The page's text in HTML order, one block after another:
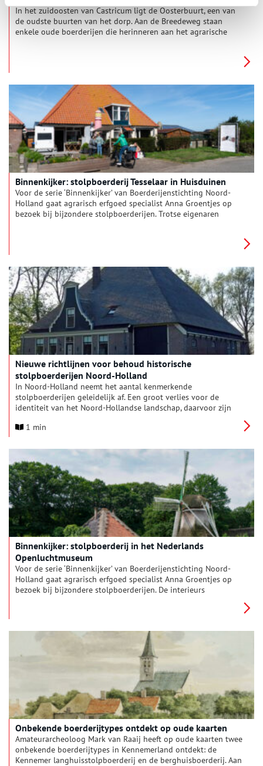
In het zuidoosten van Castricum ligt de Oosterbuurt, een van
de oudste buurten van het dorp. Aan de Breedeweg staan
enkele oude boerderijen die herinneren aan het agrarische
Binnenkijker: stolpboerderij Tesselaar in Huisduinen
Voor de serie ‘Binnenkijker’ van Boerderijenstichting Noord-
Holland gaat agrarisch erfgoed specialist Anna Groentjes op
bezoek bij bijzondere stolpboerderijen. Trotse eigenaren
oorspronkelijke indeling. Deze keer reist Anna af naar
stolpboerderij Tesselaar in Huisduinen.
Nieuwe richtlijnen voor behoud historische
stolpboerderijen Noord-Holland
In Noord-Holland neemt het aantal kenmerkende
stolpboerderijen geleidelijk af. Een groot verlies voor de
identiteit van het Noord-Hollandse landschap, daarvoor zijn
beschermen en te behouden, heeft provincie Noord-Holland
ontwikkeld.
1 min
Binnenkijker: stolpboerderij in het Nederlands
Openluchtmuseum
Voor de serie ‘Binnenkijker’ van Boerderijenstichting Noord-
Holland gaat agrarisch erfgoed specialist Anna Groentjes op
bezoek bij bijzondere stolpboerderijen. De interieurs
Deze keer reist Anna af naar het Nederlands Openluchtmuseum
in Arnhem, waar een West-Friese stolpboerderij als toonbeeld
staat te schitteren op het terrein.
Onbekende boerderijtypes ontdekt op oude kaarten
Amateurarcheoloog Mark van Raaij heeft op oude kaarten twee
onbekende boerderijtypes in Kennemerland ontdekt: de
Kennemer langhuisstolpboerderij en de berghuisboerderij. Aan